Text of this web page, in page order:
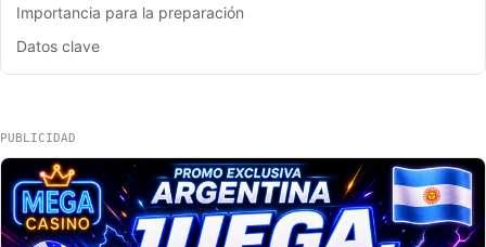
Importancia para la preparación
Datos clave
PUBLICIDAD